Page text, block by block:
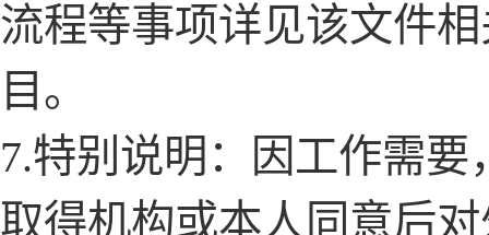
流程等事项详见该文件
目。
7.特别说明：因工作需
取得机构或本人同意后